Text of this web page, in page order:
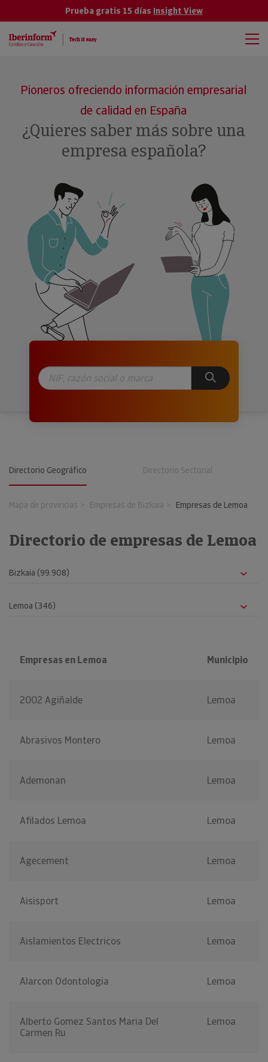
Prueba gratis 15 días Insight View
Pioneros ofreciendo información empresarial
de calidad en España
¿Quieres saber más sobre una
empresa española?
Directorio Geográfico Directorio Sectorial
Mapa de provincias Empresas de Bizkaia Empresas de Lemoa
Directorio de empresas de Lemoa
Empresas en Lemoa Municipio
2002 Agiñalde Lemoa
Abrasivos Montero Lemoa
Ademonan Lemoa
Afilados Lemoa Lemoa
Agecement Lemoa
Aisisport Lemoa
Aislamientos Electricos Lemoa
Alarcon Odontologia Lemoa
Alberto Gomez Santos Maria Del
Carmen Ru
Lemoa